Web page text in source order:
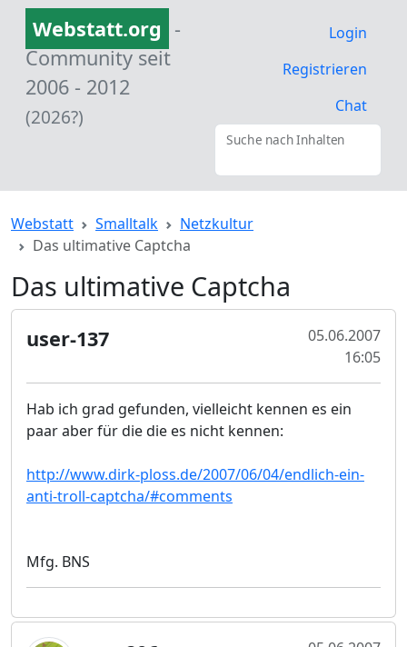
Webstatt.org -
Community seit
2006 - 2012
(2026?)
Login
Registrieren
Chat
Suche nach Inhalten
Webstatt Smalltalk
Netzkultur
Das ultimative Captcha
Das ultimative Captcha
user-137
05.06.2007
16:05
Hab ich grad gefunden, vielleicht kennen es ein
paar aber für die die es nicht kennen:
http://www.dirk-ploss.de/2007/06/04/endlich-ein-
anti-troll-captcha/#comments
Mfg. BNS